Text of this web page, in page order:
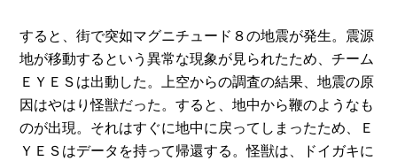
すると、街で突如マグニチュード８の地震が発生。震源
地が移動するという異常な現象が見られたため、チーム
ＥＹＥＳは出動した。上空からの調査の結果、地震の原
因はやはり怪獣だった。すると、地中から鞭のようなも
のが出現。それはすぐに地中に戻ってしまったため、Ｅ
ＹＥＳはデータを持って帰還する。怪獣は、ドイガキに